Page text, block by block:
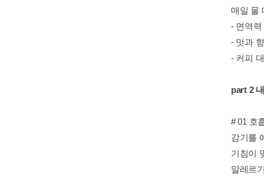
매일 물
- 면역
- 맛과
- 커피
part 2
# 01 호
감기를
기침이
알레르